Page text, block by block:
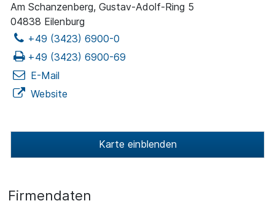
Am Schanzenberg, Gustav-Adolf-Ring 5
04838 Eilenburg
+49 (3423) 6900-0
+49 (3423) 6900-69
E-Mail
Website
Karte einblenden
Firmendaten